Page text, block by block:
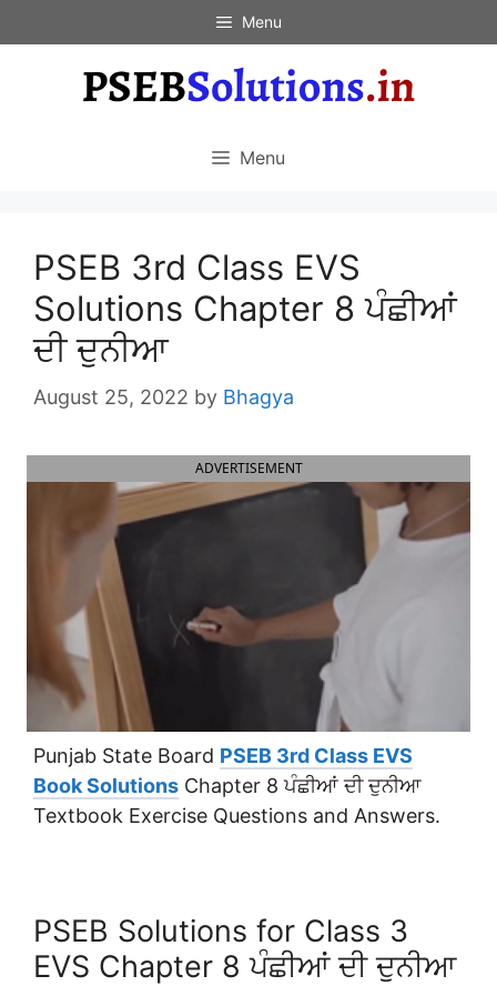
to
Menu
Menu
PSEB 3rd Class EVS
Solutions Chapter 8 ਪੰਛੀਆਂ
ਦੀ ਦੁਨੀਆ
August 25, 2022 by Bhagya
ADVERTISEMENT
Punjab State Board PSEB 3rd Class EVS
Book Solutions Chapter 8 ਪੰਛੀਆਂ ਦੀ ਦੁਨੀਆ
Textbook Exercise Questions and Answers.
PSEB Solutions for Class 3
EVS Chapter 8 ਪੰਛੀਆਂ ਦੀ ਦੁਨੀਆ